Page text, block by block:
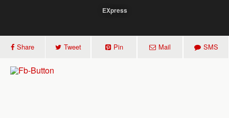
EXpress
Share Tweet Pin Mail SMS